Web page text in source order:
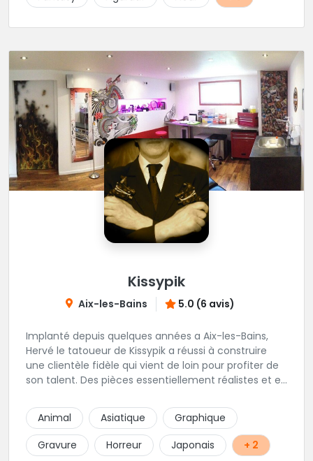
Kissypik
Aix-les-Bains 5.0 (6 avis)
Implanté depuis quelques années a Aix-les-Bains,
Hervé le tatoueur de Kissypik a réussi à construire
une clientèle fidèle qui vient de loin pour profiter de
son talent. Des pièces essentiellement réalistes et en
pas l'adresse? C'est normal, Hervé préfère que vous
l'appeliez avant de passer au studio... pour éviter les
moment de rush. Une adresse secrète donc...mais
excellente.
Animal Asiatique
Graphique
Gravure
Horreur Japonais + 2